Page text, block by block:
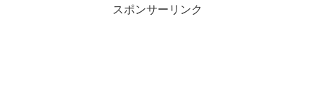
スポンサーリンク